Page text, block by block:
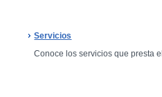
Servicios
Conoce los servicios que presta